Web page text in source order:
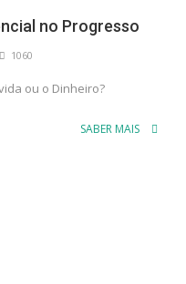
no Progresso
1060
ou o Dinheiro?
SABER MAIS